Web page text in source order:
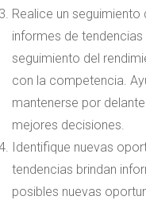
Realice un
informes de tendencias
seguimiento del
con la competencia.
mantenerse por
mejores decisiones.
Identifique nuevas
tendencias brindan
posibles nuevas